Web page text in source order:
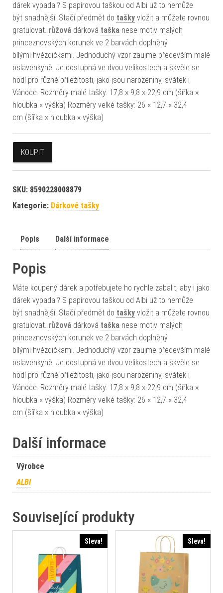
dárek vypadal? S papírovou taškou od Albi už to nemůže
být snadnější. Stačí předmět do tašky vložit a můžete rovnou
gratulovat. růžová dárková taška nese motiv malých
princeznovských korunek ve 2 barvách doplněný
bílými hvězdičkami. Jednoduchý vzor zaujme především malé
oslavenkyně. Je dostupná ve dvou velikostech a skvěle se
hodí pro různé příležitosti, jako jsou narozeniny, svátek i
Vánoce. Rozměry malé tašky: 17,8 × 9,8 × 22,9 cm (šířka ×
hloubka × výška) Rozměry velké tašky: 26 × 12,7 × 32,4
cm (šířka × hloubka × výška)
KOUPIT
SKU: 8590228008879
Kategorie: Dárkové tašky
Popis Další informace
Popis
Máte koupený dárek a potřebujete ho rychle zabalit, aby i jako
dárek vypadal? S papírovou taškou od Albi už to nemůže
být snadnější. Stačí předmět do tašky vložit a můžete rovnou
gratulovat. růžová dárková taška nese motiv malých
princeznovských korunek ve 2 barvách doplněný
bílými hvězdičkami. Jednoduchý vzor zaujme především malé
oslavenkyně. Je dostupná ve dvou velikostech a skvěle se
hodí pro různé příležitosti, jako jsou narozeniny, svátek i
Vánoce. Rozměry malé tašky: 17,8 × 9,8 × 22,9 cm (šířka ×
hloubka × výška) Rozměry velké tašky: 26 × 12,7 × 32,4
cm (šířka × hloubka × výška)
Další informace
Výrobce
ALBI
Související produkty
Sleva! Sleva!